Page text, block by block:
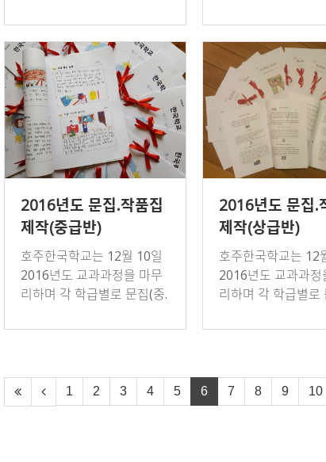
향해 달려가는 끈기와 성취
감을 높이기 위해 해마다 독
서마라톤대회를 열고…
기와 색칠하기, 그
기 흔들며 "대한 독
세"를 외치는 등…
2016년도 문집.작품집
제작(중급반)
호주한국학교는 12월 10일
2016년도 교과과정을 마무
리하며 각 학급별로 문집(중.
만들어 한 해 동안의 한국어
2016년도 문집.
제작(상급반)
호주한국학교는 12
2016년도 교과과정
리하며 각 학급별로
만들어 한 해 동안
1 2 3 4 5 6 7 8 9 10